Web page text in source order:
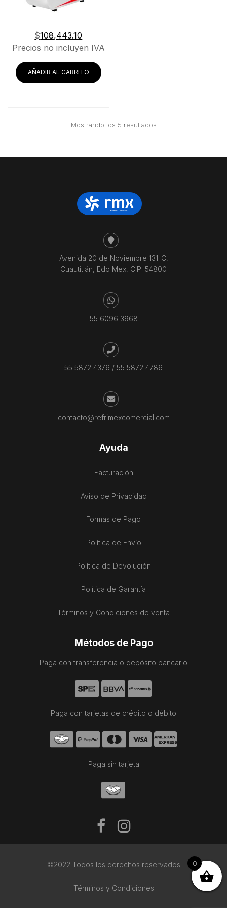
$108,443.10
Precios no incluyen IVA
AÑADIR AL CARRITO
Mostrando los 5 resultadosOrdenado
Avenida 20 de Noviembre 131-C,
Cuautitlán, Edo Mex, C.P. 54800
55 6096 3968
55 5872 4376 / 55 5872 4786
contacto@refrimexcomercial.com
Ayuda
Facturación
Aviso de Privacidad
Formas de Pago
Política de Envío
Política de Devolución
Política de Garantía
Términos y Condiciones de venta
Métodos de Pago
Paga con transferencia o depósito bancario
Paga con tarjetas de crédito o débito
Paga sin tarjeta
©2022 Todos los derechos reservados
Términos y Condiciones
0